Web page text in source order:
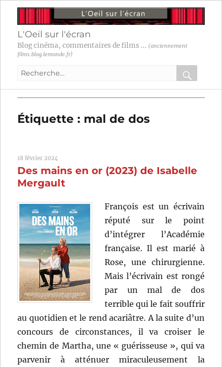
L'Oeil sur l'écran
Blog cinéma, commentaires de films ... (anciennement
films.blog.lemonde.fr)
Recherche
:
OK
Étiquette : mal de dos
18 février 2024
Des mains en or (2023) de Isabelle
Mergault
François est un écrivain
réputé sur le point
d’intégrer l’Académie
française. Il est marié à
Rose, une chirurgienne.
Mais l’écrivain est rongé
par un mal de dos
terrible qui le fait souffrir
au quotidien et le rend acariâtre. A la suite d’un
concours de circonstances, il va croiser le
chemin de Martha, une « guérisseuse », qui va
parvenir à atténuer miraculeusement la